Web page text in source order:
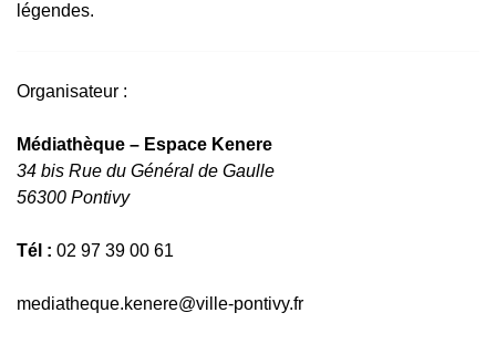
légendes.
Organisateur :
Médiathèque – Espace Kenere
34 bis Rue du Général de Gaulle
56300 Pontivy
Tél : 02 97 39 00 61
mediatheque.kenere@ville-pontivy.fr